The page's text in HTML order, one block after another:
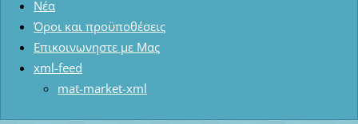
Νέα
Όροι και προϋποθέσεις
Επικοινωνηστε με Μας
xml-feed
mat-market-xml